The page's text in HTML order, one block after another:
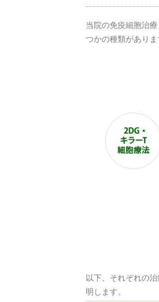
当院の免疫細胞治
つかの種類がありま
以下、それぞれの
明します。